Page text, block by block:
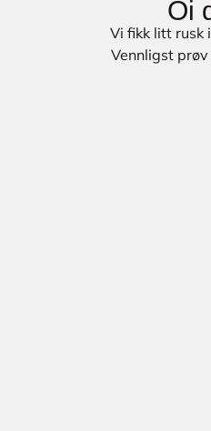
Oi
Vi fikk litt rusk
Vennligst